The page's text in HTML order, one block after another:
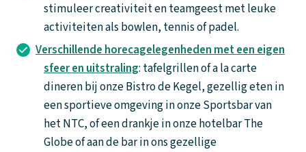
stimuleer creativiteit en teamgeest met leuke
activiteiten als bowlen, tennis of padel.
Verschillende horecagelegenheden met een eigen
sfeer en uitstraling: tafelgrillen of a la carte
dineren bij onze Bistro de Kegel, gezellig eten in
een sportieve omgeving in onze Sportsbar van
het NTC, of een drankje in onze hotelbar The
Globe of aan de bar in ons gezellige